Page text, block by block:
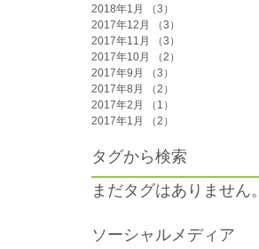
2018年1月
（3）
2017年12月
（3）
2017年11月
（3）
2017年10月
（2）
2017年9月
（3）
2017年8月
（2）
2017年2月
（1）
2017年1月
（2）
タグから検索
まだタグはありません。
ソーシャルメディア